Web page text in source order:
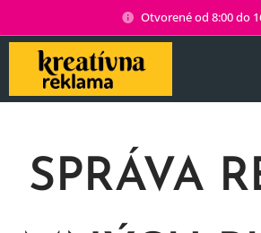
Otvorené od 8:00 do
SPRÁVA